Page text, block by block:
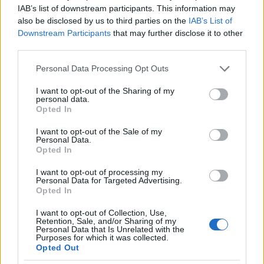
IAB’s list of downstream participants. This information may
also be disclosed by us to third parties on the IAB’s List of
Downstream Participants that may further disclose it to other
Please note that this website/app uses one or more Google
not limited to your visit or usage behaviour. You may click to
grant or deny consent to Google and its third-party tags to
use your data for below specified purposes in below Google
consent section.
Personal Data Processing Opt Outs
I want to opt-out of the Sharing of my
personal data.
Opted In
I want to opt-out of the Sale of my
Personal Data.
Opted In
I want to opt-out of processing my
Personal Data for Targeted Advertising.
Opted In
I want to opt-out of Collection, Use,
Retention, Sale, and/or Sharing of my
Personal Data that Is Unrelated with the
Purposes for which it was collected.
Opted Out